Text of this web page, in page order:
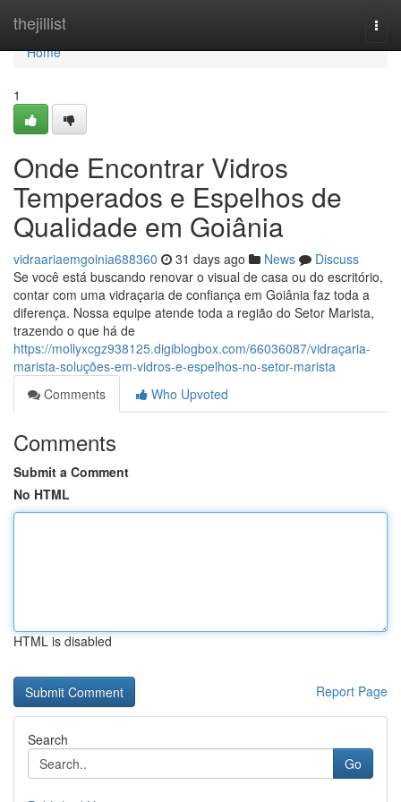
thejillist
Home
Home
1
Onde Encontrar Vidros
Temperados e Espelhos de
Qualidade em Goiânia
vidraariaemgoinia688360 31 days ago News
Discuss
Se você está buscando renovar o visual de casa ou do escritório,
contar com uma vidraçaria de confiança em Goiânia faz toda a
diferença. Nossa equipe atende toda a região do Setor Marista,
trazendo o que há de
https://mollyxcgz938125.digiblogbox.com/66036087/vidraçaria-
marista-soluções-em-vidros-e-espelhos-no-setor-marista
Comments
Who Upvoted
Comments
Submit a Comment
No HTML
HTML is disabled
Report Page
Search
Go